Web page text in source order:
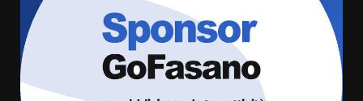
Politiche Giovanili e Mobilità
Sostenibile: premiati gli studenti
universitari del bando “La strada
giusta”
8 Agosto 2026 07:15